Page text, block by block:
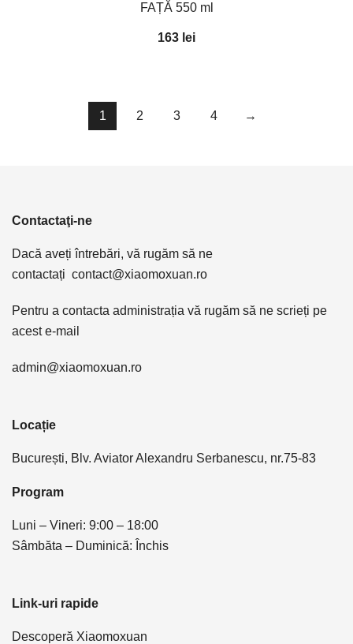
FAȚĂ 550 ml
163 lei
1 2 3 4 →
Contactaţi-ne
Dacă aveți întrebări, vă rugăm să ne
contactați contact@xiaomoxuan.ro
Pentru a contacta administrația vă rugăm să ne scrieți pe
acest e-mail
admin@xiaomoxuan.ro
Locație
București, Blv. Aviator Alexandru Serbanescu, nr.75-83
Program
Luni – Vineri: 9:00 – 18:00
Sâmbăta – Duminică: Închis
Link-uri rapide
Descoperă Xiaomoxuan